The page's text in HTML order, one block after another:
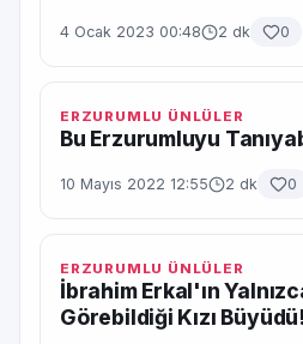
4 Ocak 2023 00:48 2 dk 0
ERZURUMLU ÜNLÜLER
Bu Erzurumluyu
10 Mayıs 2022 12:55 2 dk 0
ERZURUMLU ÜNLÜLER
İbrahim Erkal'ın
Görebildiği Kızı Büyüdü!